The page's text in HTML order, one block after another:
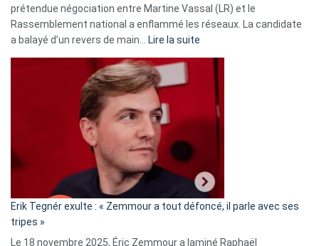
prétendue négociation entre Martine Vassal (LR) et le
Rassemblement national a enflammé les réseaux. La candidate
a balayé d’un revers de main…
Lire la suite
d’alliance
secrète
«
C’est
fake
Erik Tegnér exulte : « Zemmour a tout défoncé, il parle avec ses
tripes »
Le 18 novembre 2025, Éric Zemmour a laminé Raphaël